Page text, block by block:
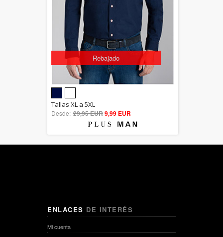
Rebajado
5.00
out of 5
Tallas XL a 5XL
Desde: 29,95 EUR9,99 EUR
ENLACES DE INTERÉS
Mi cuenta